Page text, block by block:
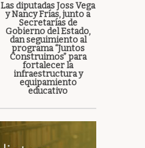
Las diputadas Joss Vega
y Nancy Frías, junto a
Secretarías de
Gobierno del Estado,
dan seguimiento al
programa “Juntos
Construimos” para
fortalecer la
infraestructura y
equipamiento
educativo